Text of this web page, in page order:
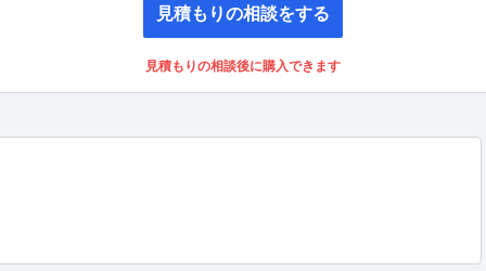
見積もりの相談をする
見積もりの相談後に購入できます